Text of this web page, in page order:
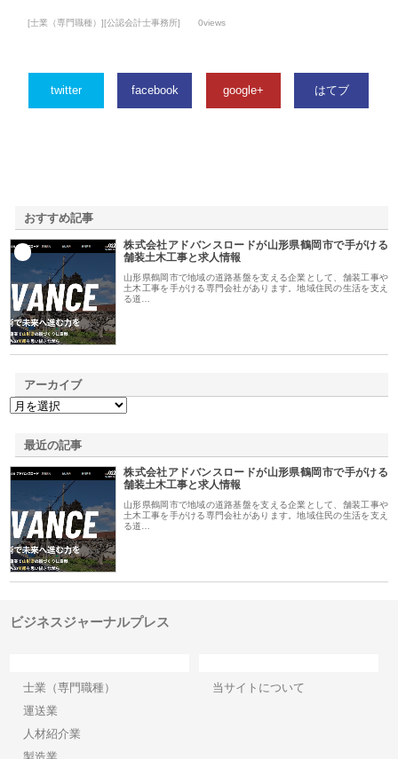
[士業（専門職種）][公認会計士事務所] 0views
twitter facebook google+ はてブ
おすすめ記事
株式会社アドバンスロードが山形県鶴岡市で手がける
舗装土木工事と求人情報
山形県鶴岡市で地域の道路基盤を支える企業として、舗装工事や
土木工事を手がける専門会社があります。地域住民の生活を支え
る道…
アーカイブ
最近の記事
株式会社アドバンスロードが山形県鶴岡市で手がける
舗装土木工事と求人情報
山形県鶴岡市で地域の道路基盤を支える企業として、舗装工事や
土木工事を手がける専門会社があります。地域住民の生活を支え
る道…
ビジネスジャーナルプレス
士業（専門職種）
運送業
人材紹介業
当サイトについて